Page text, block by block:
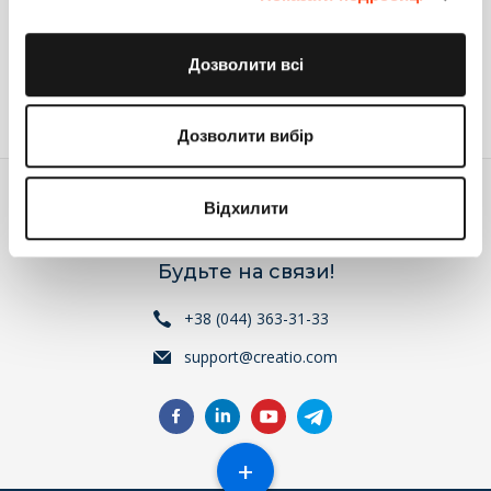
Дозволити всі
Дозволити вибір
Відхилити
Ответить
Будьте на связи!
+38 (044) 363-31-33
support@creatio.com
+